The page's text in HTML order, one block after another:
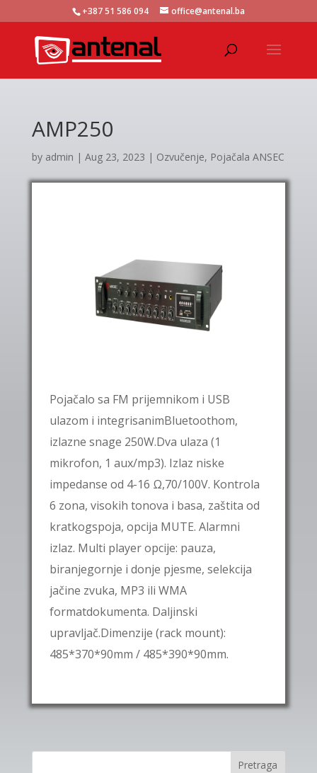
+387 51 586 094 office@antenal.ba
AMP250
by admin | Aug 23, 2023 | Ozvučenje, Pojačala ANSEC
Pojačalo sa FM prijemnikom i USB
ulazom i integrisanimBluetoothom,
izlazne snage 250W.Dva ulaza (1
mikrofon, 1 aux/mp3). Izlaz niske
impedanse od 4-16 Ω,70/100V. Kontrola
6 zona, visokih tonova i basa, zaštita od
kratkogspoja, opcija MUTE. Alarmni
izlaz. Multi player opcije: pauza,
biranjegornje i donje pjesme, selekcija
jačine zvuka, MP3 ili WMA
formatdokumenta. Daljinski
upravljač.Dimenzije (rack mount):
485*370*90mm / 485*390*90mm.
Pretraga